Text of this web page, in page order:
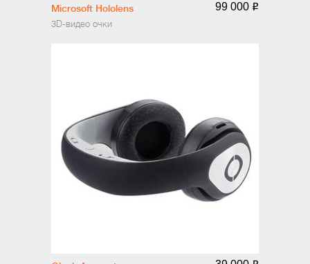
Microsoft Hololens
3D-видео очки
99 000 o